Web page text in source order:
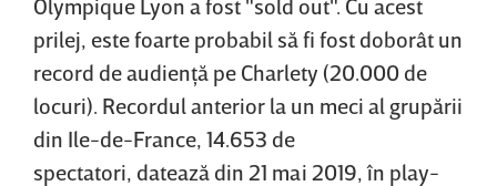
prilej, este foarte probabil să fi fost doborât un
record de audienţă pe Charlety (20.000 de
locuri). Recordul anterior la un meci al grupării
din Ile-de-France, 14.653 de
spectatori, datează din 21 mai 2019, în play-